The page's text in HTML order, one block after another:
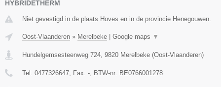
HYBRIDETHERM
Niet gevestigd in de plaats Hoves en in de provincie Henegouwen.
Oost-Vlaanderen » Merelbeke Google maps ▼
Hundelgemsesteenweg 724, 9820 Merelbeke (Oost-Vlaanderen)
Tel: 0477326647, Fax: -, BTW-nr: BE0766001278